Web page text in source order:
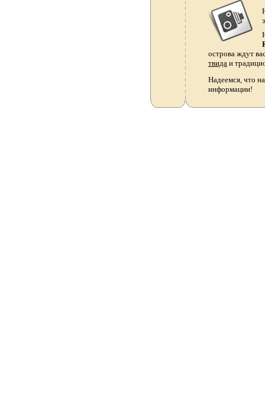
острова ждут
твида и
Надеемся, что
информации!